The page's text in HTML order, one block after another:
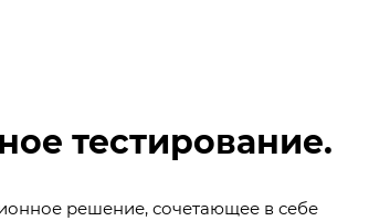
тестирование.
решение, сочетающее в себе